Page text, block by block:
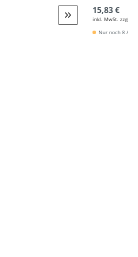
Weiter zur Detail
15,83 €
inkl. MwSt. zzgl.
Nur noch 8